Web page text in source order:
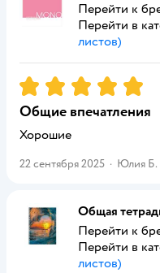
Перейти к
Перейти в
листов)
Рейтинг:5
Общие впечатления
Хорошие
22 сентября 2025 · Юлия Б.
Общая
Перейти к
Перейти в
листов)